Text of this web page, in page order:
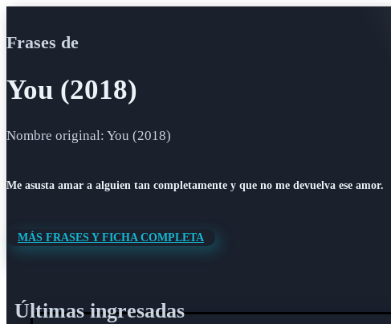
Frases de
You (2018)
Nombre original: You (2018)
Me asusta amar a alguien tan completamente y que no me devuelva ese amor.
MÁS FRASES Y FICHA COMPLETA
Últimas ingresadas